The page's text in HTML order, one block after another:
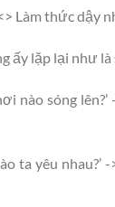
Làm thức
ấy lặp lại như
nào sóng lên?’
ta yêu nhau?’